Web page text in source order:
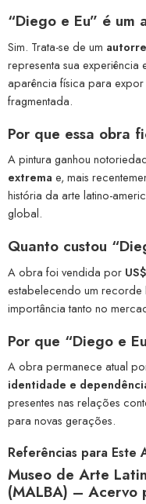
“Diego e Eu” é um
Sim. Trata-se de um
representa sua experiência
aparência física para
fragmentada.
Por que essa obra
A pintura ganhou
extrema e, mais
história da arte latino-
global.
Quanto custou
A obra foi vendida por
estabelecendo um
importância tanto no
Por que “Diego e
A obra permanece atual
identidade e
presentes nas relações
para novas gerações.
Referências para Este
Museo de Arte
(MALBA) – Acervo